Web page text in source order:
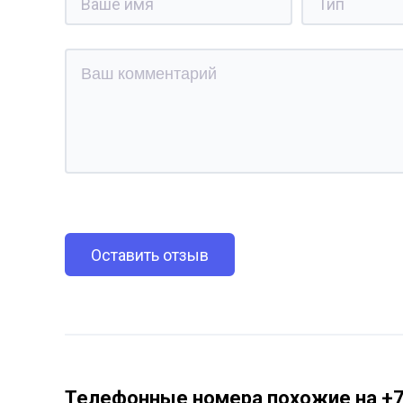
Оставить отзыв
Телефонные номера похожие на